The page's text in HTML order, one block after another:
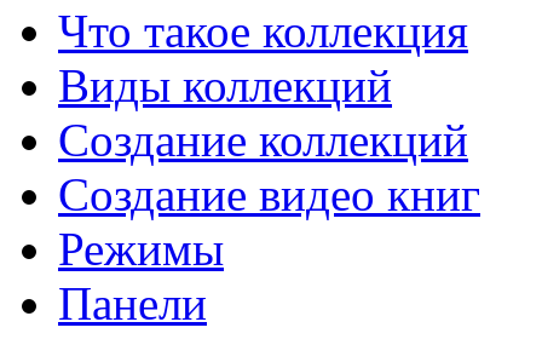
Что такое коллекция
Виды коллекций
Создание коллекций
Создание видео книг
Режимы
Панели